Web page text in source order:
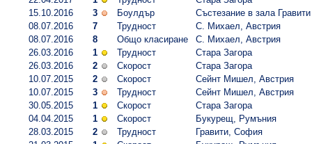
15.10.2016
3 Боулдър
Състезание в зала Гравити
08.07.2016
7 Трудност
С. Михаел, Австрия
08.07.2016
8 Общо класиране
С. Михаел, Австрия
26.03.2016
1 Трудност
Стара Загора
26.03.2016
2 Скорост
Стара Загора
10.07.2015
2 Скорост
Сейнт Мишел, Австрия
10.07.2015
3 Трудност
Сейнт Мишел, Австрия
30.05.2015
1 Скорост
Стара Загора
04.04.2015
1 Скорост
Букурещ, Румъния
28.03.2015
2 Трудност
Гравити, София